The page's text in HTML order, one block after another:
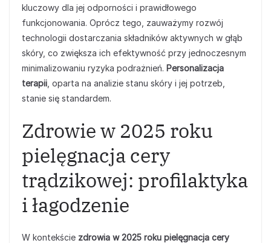
kluczowy dla jej odporności i prawidłowego
funkcjonowania. Oprócz tego, zauważymy rozwój
technologii dostarczania składników aktywnych w głąb
skóry, co zwiększa ich efektywność przy jednoczesnym
minimalizowaniu ryzyka podrażnień. Personalizacja
terapii , oparta na analizie stanu skóry i jej potrzeb,
stanie się standardem.
Zdrowie w 2025 roku
pielęgnacja cery
trądzikowej: profilaktyka
i łagodzenie
W kontekście zdrowia w 2025 roku pielęgnacja cery